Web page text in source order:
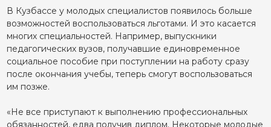
В Кузбассе у молодых специалистов появилось больше
возможностей воспользоваться льготами. И это касается
многих специальностей. Например, выпускники
педагогических вузов, получавшие единовременное
социальное пособие при поступлении на работу сразу
после окончания учебы, теперь смогут воспользоваться
им позже.
«Не все приступают к выполнению профессиональных